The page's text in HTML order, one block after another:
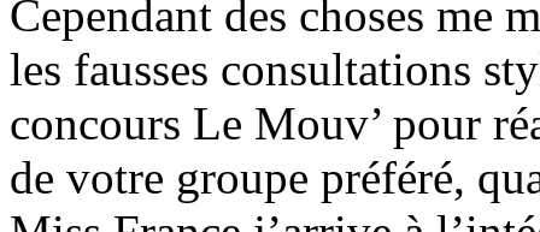
Cependant des choses me
les fausses consultations
concours Le Mouv’ pour
de votre groupe préféré,